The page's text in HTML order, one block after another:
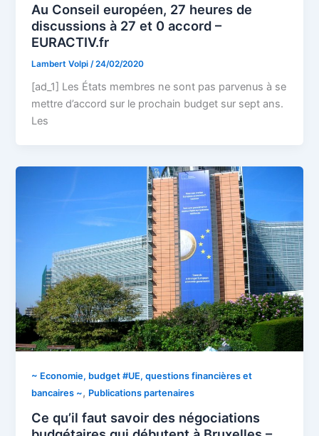
Au Conseil européen, 27 heures de
discussions à 27 et 0 accord –
EURACTIV.fr
Lambert Volpi /24/02/2020
[ad_1] Les États membres ne sont pas parvenus à se
mettre d’accord sur le prochain budget sur sept ans.
Les
~ Economie, budget #UE, questions financières et
bancaires ~, Publications partenaires
Ce qu’il faut savoir des négociations